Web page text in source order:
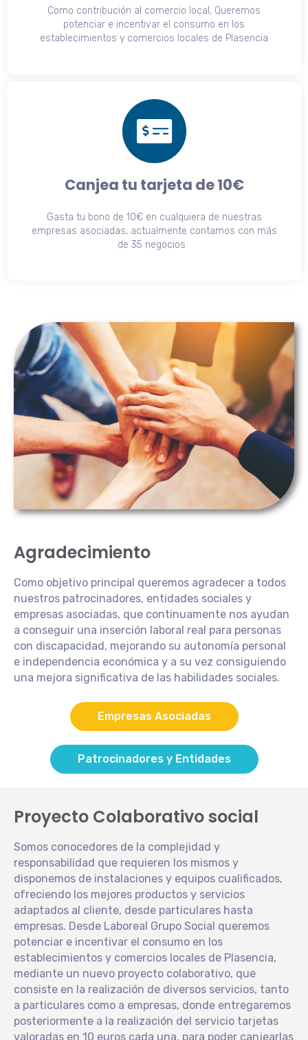
Como contribución al comercio local, Queremos
potenciar e incentivar el consumo en los
establecimientos y comercios locales de Plasencia
Canjea tu tarjeta de 10€
Gasta tu bono de 10€ en cualquiera de nuestras
empresas asociadas, actualmente contamos con más
de 35 negocios.
Agradecimiento
Como objetivo principal queremos agradecer a todos
nuestros patrocinadores, entidades sociales y
empresas asociadas, que continuamente nos ayudan
a conseguir una inserción laboral real para personas
con discapacidad, mejorando su autonomía personal
e independencia económica y a su vez consiguiendo
una mejora significativa de las habilidades sociales.
Empresas Asociadas
Patrocinadores y Entidades
Proyecto Colaborativo social
Somos conocedores de la complejidad y
responsabilidad que requieren los mismos y
disponemos de instalaciones y equipos cualificados,
ofreciendo los mejores productos y servicios
adaptados al cliente, desde particulares hasta
empresas. Desde Laboreal Grupo Social queremos
potenciar e incentivar el consumo en los
establecimientos y comercios locales de Plasencia,
mediante un nuevo proyecto colaborativo, que
consiste en la realización de diversos servicios, tanto
a particulares como a empresas, donde entregaremos
posteriormente a la realización del servicio tarjetas
valoradas en 10 euros cada una, para poder canjearlas